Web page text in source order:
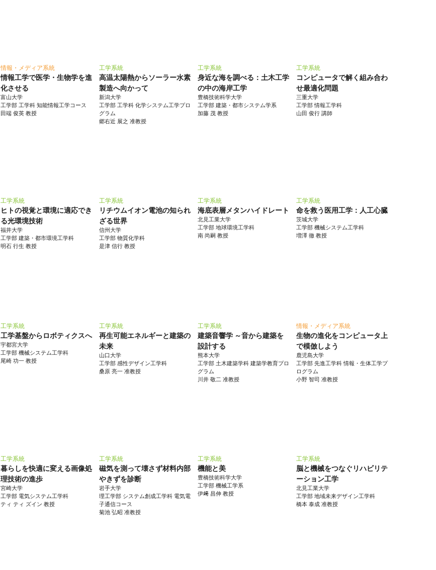
情報・メディア系統
情報工学で医学・生物学を進
化させる
富山大学
工学部 工学科 知能情報工学コース
田端 俊英 教授
工学系統
高温太陽熱からソーラー水素
製造へ向かって
新潟大学
工学部 工学科 化学システム工学プロ
グラム
郷右近 展之 准教授
工学系統
身近な海を調べる：土木工学
の中の海岸工学
豊橋技術科学大学
工学部 建築・都市システム学系
加藤 茂 教授
工学系統
コンピュータで解く組み合わ
せ最適化問題
三重大学
工学部 情報工学科
山田 俊行 講師
工学系統
ヒトの視覚と環境に適応でき
る光環境技術
福井大学
工学部 建築・都市環境工学科
明石 行生 教授
工学系統
リチウムイオン電池の知られ
ざる世界
信州大学
工学部 物質化学科
是津 信行 教授
工学系統
海底表層メタンハイドレート
北見工業大学
工学部 地球環境工学科
南 尚嗣 教授
工学系統
命を救う医用工学：人工心臓
茨城大学
工学部 機械システム工学科
増澤 徹 教授
工学系統
工学基盤からロボティクスへ
宇都宮大学
工学部 機械システム工学科
尾崎 功一 教授
工学系統
再生可能エネルギーと建築の
未来
山口大学
工学部 感性デザイン工学科
桑原 亮一 准教授
工学系統
建築音響学 ～音から建築を
設計する
熊本大学
工学部 土木建築学科 建築学教育プロ
グラム
川井 敬二 准教授
情報・メディア系統
生物の進化をコンピュータ上
で模倣しよう
鹿児島大学
工学部 先進工学科 情報・生体工学プ
ログラム
小野 智司 准教授
工学系統
暮らしを快適に変える画像処
理技術の進歩
宮崎大学
工学部 電気システム工学科
ティ ティ ズイン 教授
工学系統
磁気を測って壊さず材料内部
やきずを診断
岩手大学
理工学部 システム創成工学科 電気電
子通信コース
菊池 弘昭 准教授
工学系統
機能と美
豊橋技術科学大学
工学部 機械工学系
伊﨑 昌伸 教授
工学系統
脳と機械をつなぐリハビリテ
ーション工学
北見工業大学
工学部 地域未来デザイン工学科
橋本 泰成 准教授